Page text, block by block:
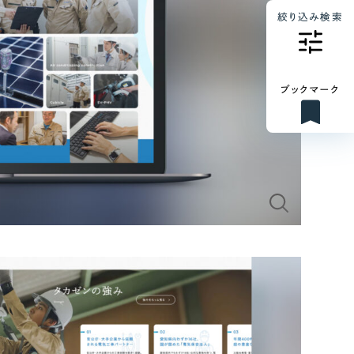
絞り込み検索
ブックマーク